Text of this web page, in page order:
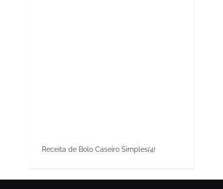
Receita de Bolo Caseiro Simples(4)